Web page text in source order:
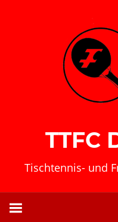
TTFC
Tischtennis- und